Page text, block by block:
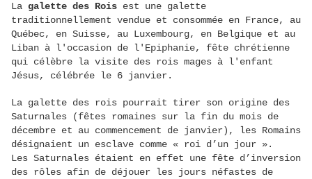
La galette des Rois est une galette
traditionnellement vendue et consommée en France, au
Québec, en Suisse, au Luxembourg, en Belgique et au
Liban à l'occasion de l'Epiphanie, fête chrétienne
qui célèbre la visite des rois mages à l'enfant
Jésus, célébrée le 6 janvier.
La galette des rois pourrait tirer son origine des
Saturnales (fêtes romaines sur la fin du mois de
décembre et au commencement de janvier), les Romains
désignaient un esclave comme « roi d’un jour ».
Les Saturnales étaient en effet une fête d’inversion
des rôles afin de déjouer les jours néfastes de